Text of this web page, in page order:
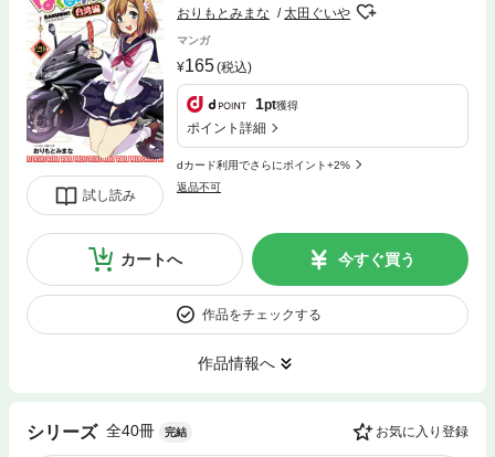
試し読み
おりもとみまな 太田ぐいや
マンガ
165(税込)
1pt獲得
ポイント詳細
dカード利用でさらにポイント+2%
返品不可
カートへ 今すぐ買う
作品をチェックする
作品情報へ
シリーズ 全40冊 完結 お気に入り登録